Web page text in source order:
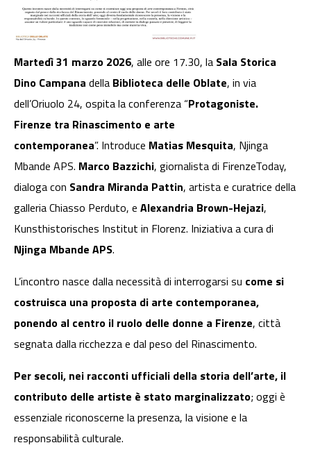
Martedì 31 marzo 2026, alle ore 17.30, la Sala Storica
Dino Campana della Biblioteca delle Oblate, in via
dell’Oriuolo 24, ospita la conferenza “Protagoniste.
Firenze tra Rinascimento e arte
contemporanea”. Introduce Matias Mesquita, Njinga
Mbande APS. Marco Bazzichi, giornalista di FirenzeToday,
dialoga con Sandra Miranda Pattin, artista e curatrice della
galleria Chiasso Perduto, e Alexandria Brown-Hejazi,
Kunsthistorisches Institut in Florenz. Iniziativa a cura di
Njinga Mbande APS.
L’incontro nasce dalla necessità di interrogarsi su come si
costruisca una proposta di arte contemporanea,
ponendo al centro il ruolo delle donne a Firenze, città
segnata dalla ricchezza e dal peso del Rinascimento.
Per secoli, nei racconti ufficiali della storia dell’arte, il
contributo delle artiste è stato marginalizzato; oggi è
essenziale riconoscerne la presenza, la visione e la
responsabilità culturale.